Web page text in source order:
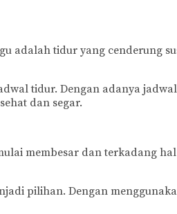
adalah tidur yang cenderung
tidur. Dengan adanya
dan segar.
membesar dan terkadang
pilihan. Dengan